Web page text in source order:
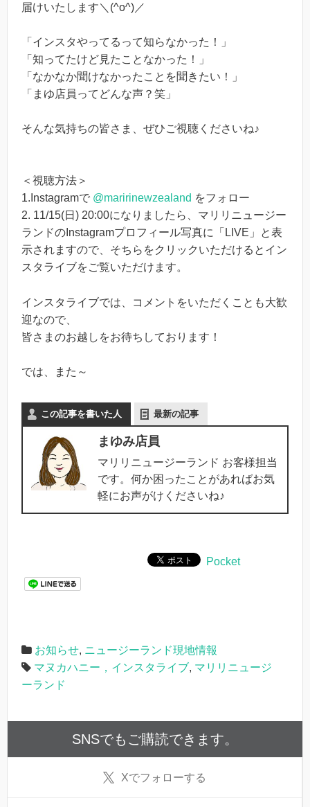
届けいたします＼(^o^)／
「インスタやってるって知らなかった！」
「知ってたけど見たことなかった！」
「なかなか聞けなかったことを聞きたい！」
「まゆ店員ってどんな声？笑」
そんな気持ちの皆さま、ぜひご視聴くださいね♪
＜視聴方法＞
1.Instagramで @maririnewzealand をフォロー
2. 11/15(日) 20:00になりましたら、マリリニュージー
ランドのInstagramプロフィール写真に「LIVE」と表
示されますので、そちらをクリックいただけるとイン
スタライブをご覧いただけます。
インスタライブでは、コメントをいただくことも大歓
迎なので、
皆さまのお越しをお待ちしております！
では、また～
この記事を書いた人 最新の記事
まゆみ店員
マリリニュージーランド お客様担当
です。何か困ったことがあればお気
軽にお声がけくださいね♪
Pocket
お知らせ, ニュージーランド現地情報
マヌカハニー，インスタライブ, マリリニュージ
ーランド
SNSでもご購読できます。
Xでフォローする